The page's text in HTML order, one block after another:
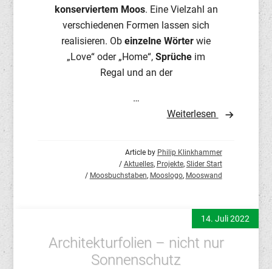
konserviertem Moos. Eine Vielzahl an
verschiedenen Formen lassen sich
realisieren. Ob einzelne Wörter wie
„Love“ oder „Home“, Sprüche im
Regal und an der
…
Weiterlesen
Article by Philip Klinkhammer
/ Aktuelles, Projekte, Slider Start
/ Moosbuchstaben, Mooslogo, Mooswand
14. Juli 2022
Architekturfolien – nicht nur
Sonnenschutz